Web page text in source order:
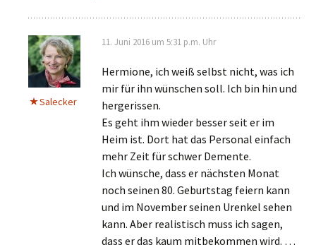
Salecker
11. Juni 2016 um 5:31 p.m. Uhr
Hermione, ich weiß selbst nicht, was ich
mir für ihn wünschen soll. Ich bin hin und
hergerissen.
Es geht ihm wieder besser seit er im
Heim ist. Dort hat das Personal einfach
mehr Zeit für schwer Demente.
Ich wünsche, dass er nächsten Monat
noch seinen 80. Geburtstag feiern kann
und im November seinen Urenkel sehen
kann. Aber realistisch muss ich sagen,
dass er das kaum mitbekommen wird. …